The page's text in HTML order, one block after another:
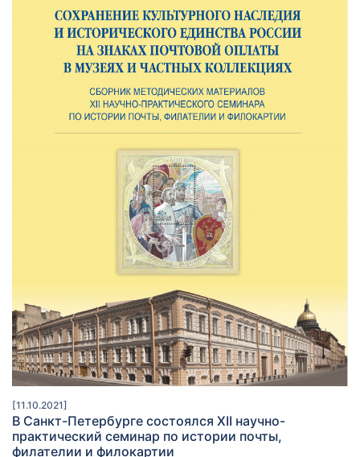
[11.10.2021]
В Санкт-Петербурге состоялся ХII научно-
практический семинар по истории почты,
филателии и филокартии